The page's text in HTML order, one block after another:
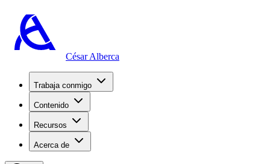
César Alberca
Trabaja conmigo
Contenido
Recursos
Acerca de